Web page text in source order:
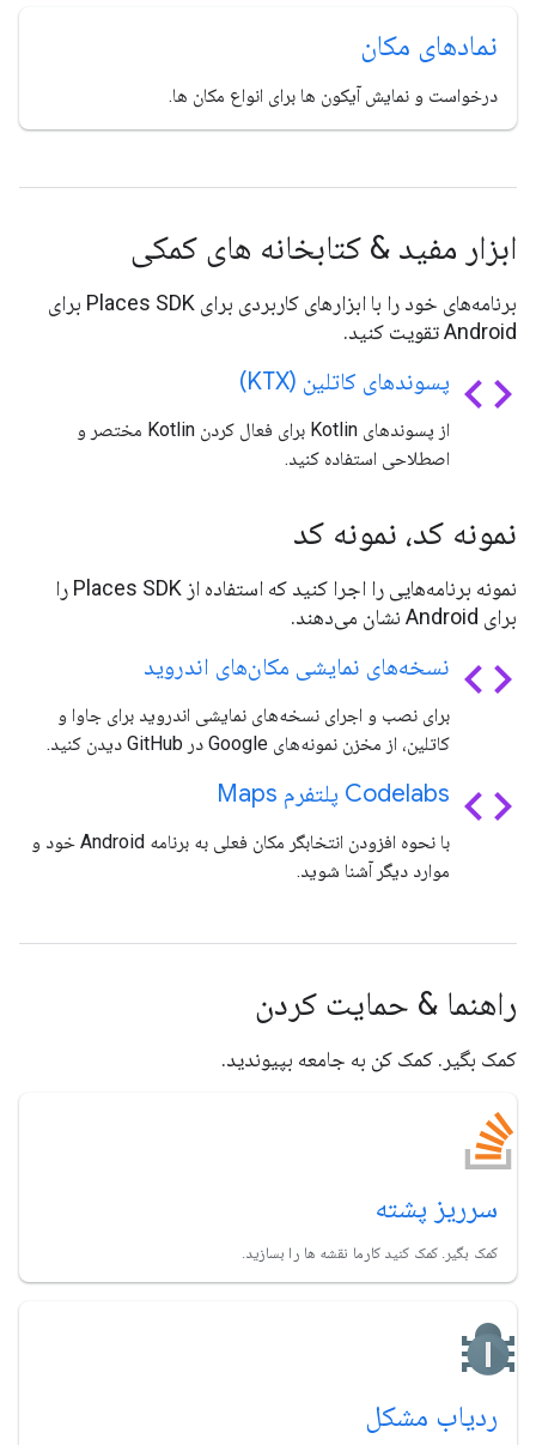
نمادهای مکان
درخواست و نمایش آیکون ها برای انواع مکان ها.
ابزار مفید & کتابخانه های کمکی
برنامه‌های خود را با ابزارهای کاربردی برای Places SDK برای
Android تقویت کنید.
code پسوندهای کاتلین (KTX)
از پسوندهای Kotlin برای فعال کردن Kotlin مختصر و
اصطلاحی استفاده کنید.
نمونه کد، نمونه کد
نمونه برنامه‌هایی را اجرا کنید که استفاده از Places SDK را
برای Android نشان می‌دهند.
code نسخه‌های نمایشی مکان‌های اندروید
برای نصب و اجرای نسخه‌های نمایشی اندروید برای جاوا و
کاتلین، از مخزن نمونه‌های Google در GitHub دیدن کنید.
code Codelabs پلتفرم Maps
با نحوه افزودن انتخابگر مکان فعلی به برنامه Android خود و
موارد دیگر آشنا شوید.
راهنما & حمایت کردن
کمک بگیر. کمک کن به جامعه بپیوندید.
سرریز پشته
کمک بگیر. کمک کنید کارما نقشه ها را بسازید.
ردیاب مشکل